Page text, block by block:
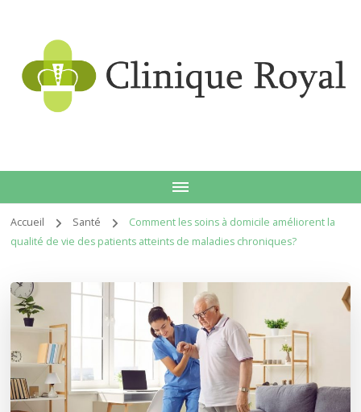
Accueil Santé
Comment les soins à domicile améliorent la
qualité de vie des patients atteints de maladies chroniques?